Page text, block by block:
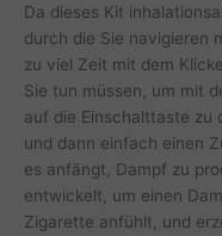
Da dieses Kit
durch die Sie navigieren
zu viel Zeit mit dem
Sie tun müssen, um mit
auf die Einschalttaste zu
und dann einfach einen
es anfängt, Dampf zu
entwickelt, um einen
Zigarette anfühlt, und